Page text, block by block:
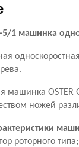
5/1 машинка
машинка OSTER
ножей
роторного